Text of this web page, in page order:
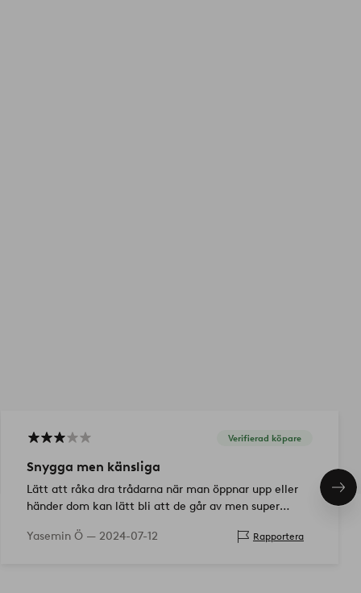
Verifierad köpare
Snygga men känsliga
Lätt att råka dra trådarna när man öppnar upp eller
händer dom kan lätt bli att de går av men super
Yasemin Ö — 2024-07-12 Rapportera